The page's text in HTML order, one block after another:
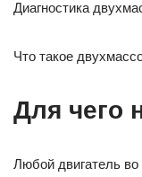
Диагностика
Что такое
Для чего
Любой двигатель